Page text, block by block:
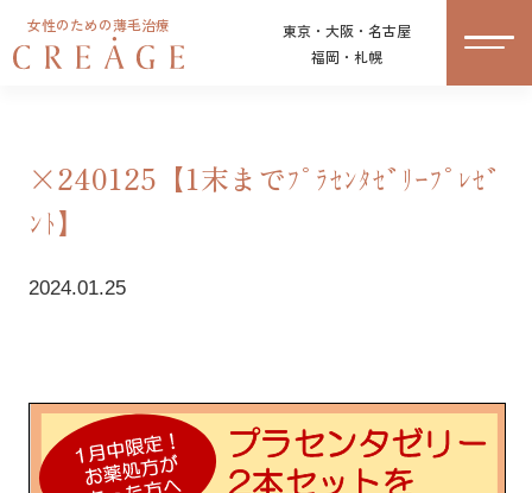
女性のための薄毛治療
東京・大阪・名古屋
福岡・札幌
×240125【1末までﾌﾟﾗｾﾝﾀｾﾞﾘｰﾌﾟﾚｾﾞ
ﾝﾄ】
2024.01.25